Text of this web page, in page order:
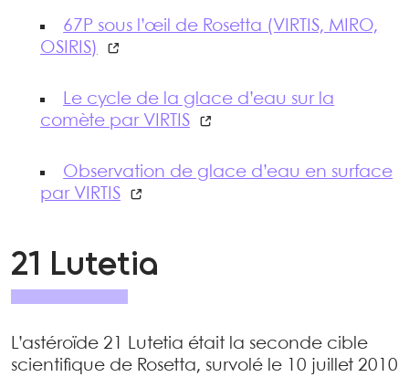
67P sous l’œil de Rosetta (VIRTIS, MIRO,
OSIRIS)
Le cycle de la glace d’eau sur la
comète par VIRTIS
Observation de glace d’eau en surface
par VIRTIS
21 Lutetia
L’astéroïde 21 Lutetia était la seconde cible
scientifique de Rosetta, survolé le 10 juillet 2010